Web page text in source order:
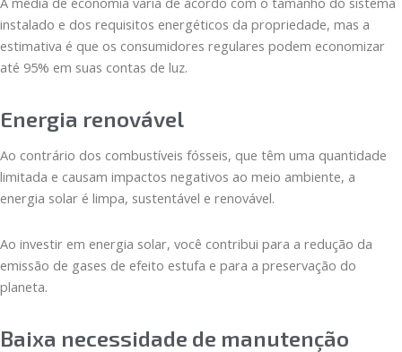
instalado e dos requisitos energéticos da propriedade, mas a
estimativa é que os consumidores regulares podem economizar
até 95% em suas contas de luz.
Energia renovável
Ao contrário dos combustíveis fósseis, que têm uma quantidade
limitada e causam impactos negativos ao meio ambiente, a
energia solar é limpa, sustentável e renovável.
Ao investir em energia solar, você contribui para a redução da
emissão de gases de efeito estufa e para a preservação do
planeta.
Baixa necessidade de manutenção